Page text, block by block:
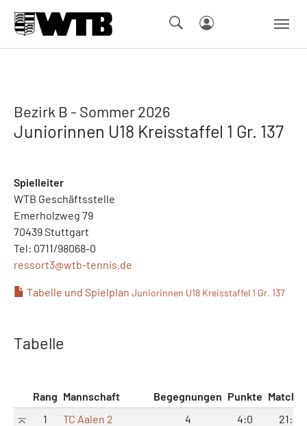
Bezirk B - Sommer 2026
Juniorinnen U18 Kreisstaffel 1 Gr. 137
Spielleiter
WTB Geschäftsstelle
Emerholzweg 79
70439 Stuttgart
Tel: 0711/98068-0
ressort3@wtb-tennis.de
Tabelle und Spielplan Juniorinnen U18 Kreisstaffel 1 Gr. 137
Tabelle
Rang Mannschaft Begegnungen Punkte
1
TC Aalen 2 4 4:0
21:3